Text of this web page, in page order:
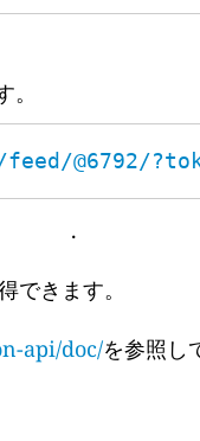
.
きます。
api/doc/を参照し